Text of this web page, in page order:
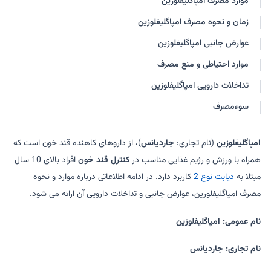
ژاگلوزین
امپاتوس
امپاور
گلیدیانس
گلایسانو
زمان و نحوه مصرف امپاگلیفلوزین
عوارض جانبی امپاگلیفلوزین
موارد احتیاطی و منع مصرف
تداخلات دارویی امپاگلیفلوزین
سوءمصرف
امپاگلیفلوزین (نام تجاری: جاردیانس)، از داروهای کاهنده قند خون است که
همراه با ورزش و رژیم غذایی مناسب درکنترل قند خون
افراد بالای 10 سال
مبتلا به دیابت نوع 2 کاربرد دارد. در ادامه اطلاعاتی درباره موارد و نحوه
مصرف امپاگلیفلورین، عوارض جانبی و تداخلات دارویی آن ارائه می شود.
نام عمومی: امپاگلیفلوزین
نام تجاری: جاردیانس